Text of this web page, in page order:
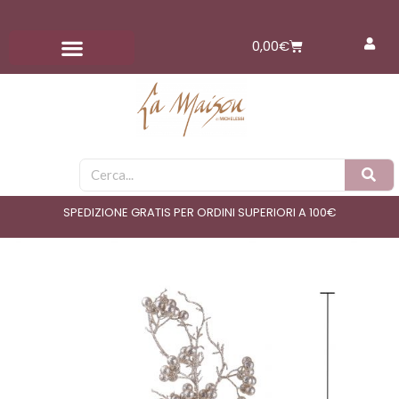
contenuto
0,00€Carrello
Cerca
SPEDIZIONE GRATIS PER ORDINI SUPERIORI A 100€